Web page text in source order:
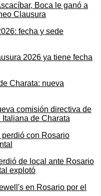
Boca le ganó a
Clausura
2026 ya tiene fecha
comisión directiva de
Italiana de Charata
de local ante Rosario
explotó